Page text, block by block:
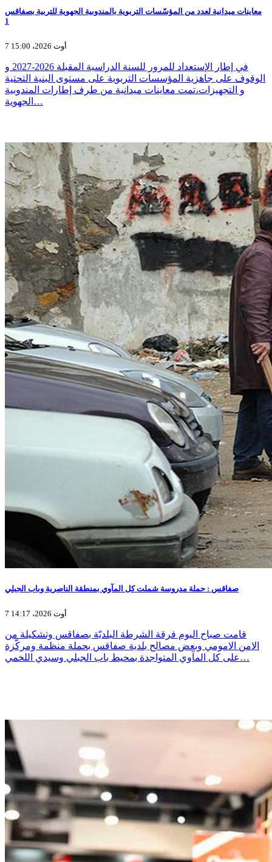
معاينات ميدانية لعدد من المؤسّسات التربوية بالمندوبية الجهوية للتربية بصفاقس
1
7 أوت 2026، 15:00
في إطار الإستعداد للمرور للسنة الدراسية المقبلة 2026-2027 و
الوقوف على جاهزية المؤسسات التربوية على مستوى البنية التحتية
و التجهيزات،تمت معاينات ميدانية من طرف إطارات المندوبية
الجهوية…
صفاقس : حملة مدروسة شملت كل المآوي بمنطقة الناصرية وباب الجبلي
7 أوت 2026، 14:17
قامت صباح اليوم فرقة الشرطة البلديّة بصفاقس وتشكيلة من
الامن الامومي وبعض مصالح بلدية صفاقس بحملة منظمة ومركّزة
على كل المآوي المتواجدة بمحيط باب الجبلي وسيدي اللخمي…